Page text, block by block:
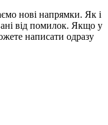
нові напрямки. Як і
від помилок. Якщо у
написати одразу